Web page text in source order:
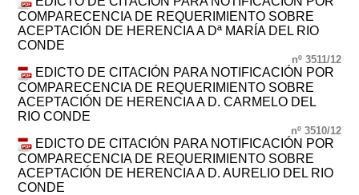
COMPARECENCIA DE REQUERIMIENTO SOBRE
ACEPTACIÓN DE HERENCIA A Dª MARÍA DEL RIO
CONDE
nº 3511/12
EDICTO DE CITACIÓN PARA NOTIFICACIÓN POR
COMPARECENCIA DE REQUERIMIENTO SOBRE
ACEPTACIÓN DE HERENCIA A D. CARMELO DEL
RIO CONDE
nº 3510/12
EDICTO DE CITACIÓN PARA NOTIFICACIÓN POR
COMPARECENCIA DE REQUERIMIENTO SOBRE
ACEPTACIÓN DE HERENCIA A D. AURELIO DEL RIO
CONDE